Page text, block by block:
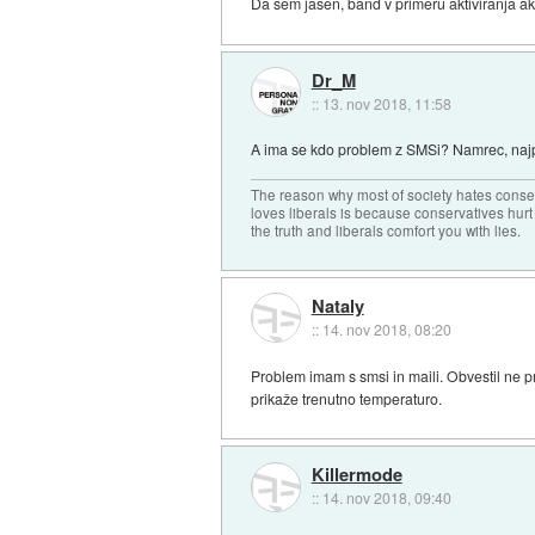
Dr_M
:: 13. nov 2018, 11:58
A ima se kdo problem z SMSi? Namrec,
The reason why most of society hates
loves liberals is because conservatives
the truth and liberals comfort you with lies.
Nataly
:: 14. nov 2018, 08:20
Problem imam s smsi in maili. Obvestil ne
prikaže trenutno temperaturo.
Killermode
:: 14. nov 2018, 09:40